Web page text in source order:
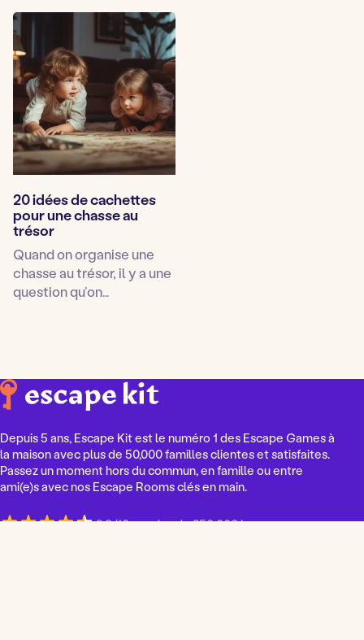
20 idées de cachettes
pour une chasse au
trésor
Quand on organise une
chasse au trésor, il y a une
question qu’on…
Depuis 5 ans, Escape Kit est le numéro 1 des Escape Games à
la maison avec plus de 50,000 familles clientes et satisfaites.
Passez un moment hors du commun, en famille ou entre
ami(e)s avec nos Escape Rooms clés en main.
9,3/10 sur plus de 250 000 joueurs